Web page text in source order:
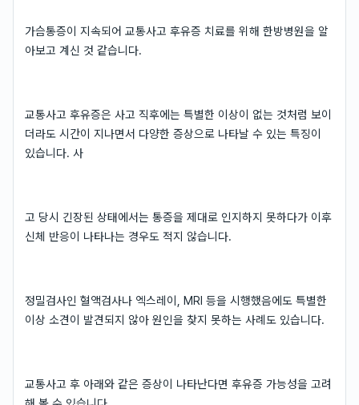
가슴통증이 지속되어 교통사고 후유증 치료를 위해 한방병원을 알
아보고 계신 것 같습니다.
교통사고 후유증은 사고 직후에는 특별한 이상이 없는 것처럼 보이
더라도 시간이 지나면서 다양한 증상으로 나타날 수 있는 특징이
있습니다. 사
고 당시 긴장된 상태에서는 통증을 제대로 인지하지 못하다가 이후
신체 반응이 나타나는 경우도 적지 않습니다.
정밀검사인 혈액검사나 엑스레이, MRI 등을 시행했음에도 특별한
이상 소견이 발견되지 않아 원인을 찾지 못하는 사례도 있습니다.
교통사고 후 아래와 같은 증상이 나타난다면 후유증 가능성을 고려